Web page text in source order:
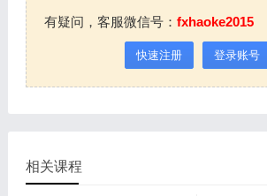
有疑问，客服微信号： fxhaoke2015
快速注册 登录账号
相关课程